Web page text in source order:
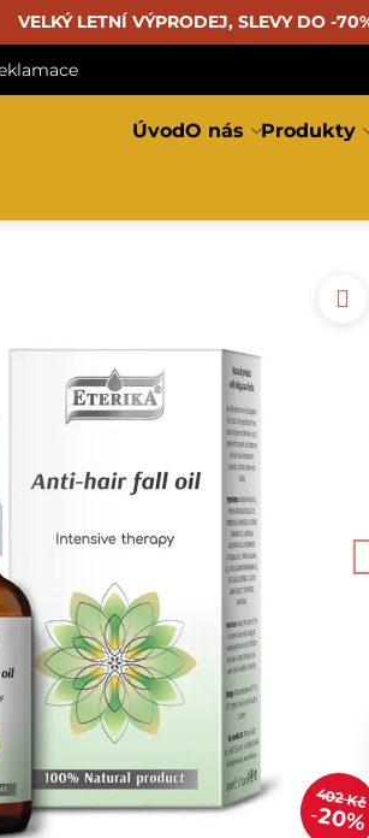
VELKÝ LETNÍ VÝPRODEJ, SLEVY DO -
ÚvodO nás Produkty
402 Kč
20%